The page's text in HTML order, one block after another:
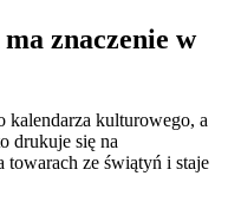
znaczenie w
kalendarza kulturowego, a
drukuje się na
towarach ze świątyń i staje